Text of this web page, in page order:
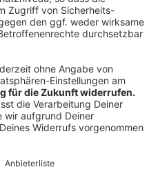
Ihr Repertoire reicht von
Dance-Tracks –
Stil. Eine